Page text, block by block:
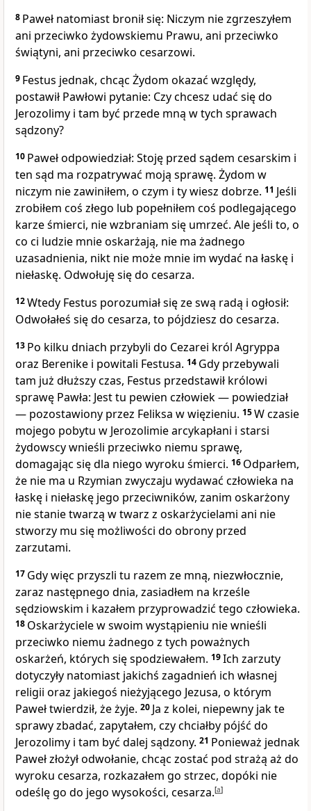
8 Paweł natomiast bronił się: Niczym nie zgrzeszyłem
ani przeciwko żydowskiemu Prawu, ani przeciwko
świątyni, ani przeciwko cesarzowi.
9 Festus jednak, chcąc Żydom okazać względy,
postawił Pawłowi pytanie: Czy chcesz udać się do
Jerozolimy i tam być przede mną w tych sprawach
sądzony?
10 Paweł odpowiedział: Stoję przed sądem cesarskim i
ten sąd ma rozpatrywać moją sprawę. Żydom w
niczym nie zawiniłem, o czym i ty wiesz dobrze. 11 Jeśli
zrobiłem coś złego lub popełniłem coś podlegającego
karze śmierci, nie wzbraniam się umrzeć. Ale jeśli to, o
co ci ludzie mnie oskarżają, nie ma żadnego
uzasadnienia, nikt nie może mnie im wydać na łaskę i
niełaskę. Odwołuję się do cesarza.
12Wtedy Festus porozumiał się ze swą radą i ogłosił:
Odwołałeś się do cesarza, to pójdziesz do cesarza.
13 Po kilku dniach przybyli do Cezarei król Agryppa
oraz Berenike i powitali Festusa. 14 Gdy przebywali
tam już dłuższy czas, Festus przedstawił królowi
sprawę Pawła: Jest tu pewien człowiek — powiedział
— pozostawiony przez Feliksa w więzieniu. 15W czasie
mojego pobytu w Jerozolimie arcykapłani i starsi
żydowscy wnieśli przeciwko niemu sprawę,
domagając się dla niego wyroku śmierci. 16 Odparłem,
że nie ma u Rzymian zwyczaju wydawać człowieka na
łaskę i niełaskę jego przeciwników, zanim oskarżony
nie stanie twarzą w twarz z oskarżycielami ani nie
stworzy mu się możliwości do obrony przed
zarzutami.
17 Gdy więc przyszli tu razem ze mną, niezwłocznie,
zaraz następnego dnia, zasiadłem na krześle
sędziowskim i kazałem przyprowadzić tego człowieka.
18 Oskarżyciele w swoim wystąpieniu nie wnieśli
przeciwko niemu żadnego z tych poważnych
oskarżeń, których się spodziewałem. 19Ich zarzuty
dotyczyły natomiast jakichś zagadnień ich własnej
religii oraz jakiegoś nieżyjącego Jezusa, o którym
Paweł twierdził, że żyje. 20 Ja z kolei, niepewny jak te
sprawy zbadać, zapytałem, czy chciałby pójść do
Jerozolimy i tam być dalej sądzony. 21 Ponieważ jednak
Paweł złożył odwołanie, chcąc zostać pod strażą aż do
wyroku cesarza, rozkazałem go strzec, dopóki nie
odeślę go do jego wysokości, cesarza.[a]